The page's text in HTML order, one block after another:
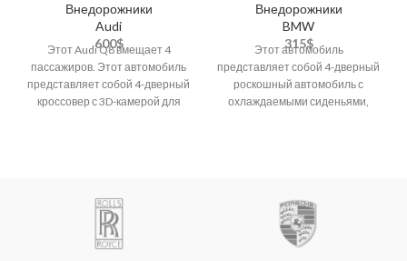
Внедорожники
Audi
600$
Этот Audi Q8 вмещает 4
пассажиров. Этот автомобиль
представляет собой 4-дверный
кроссовер с 3D-камерой для
Внедорожники
BMW
315$
Этот автомобиль
представляет собой 4-дверный
роскошный автомобиль с
охлаждаемыми сиденьями,